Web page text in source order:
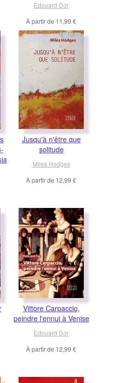
Edouard Dor
À partir de 11,99 €
Jusqu'à n'être que
solitude
Miles Hodges
À partir de 12,99 €
Vittore Carpaccio,
peindre l'ennui à Venise
Edouard Dor
À partir de 12,99 €